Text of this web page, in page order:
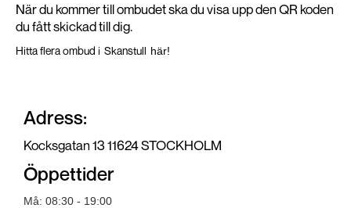
När du kommer till ombudet ska du visa upp den QR koden
du fått skickad till dig.
Hitta flera ombud i Skanstull här!
Adress:
Kocksgatan 13 11624 STOCKHOLM
Öppettider
Må: 08:30 - 19:00